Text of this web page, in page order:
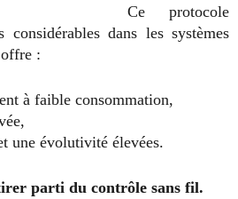
Ce protocole
considérables dans les systèmes
:
à faible consommation,
une évolutivité élevées.
parti du contrôle sans fil.